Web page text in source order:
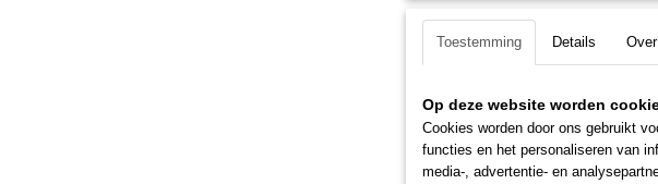
Toestemming Details Over
Op deze website worden
Cookies worden door ons gebruikt
functies en het personaliseren van
media-, advertentie- en